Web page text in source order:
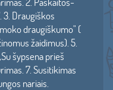
3. Draugiškos
draugiškumo" (
žaidimus). 5.
šypsena prieš
7. Susitikimas
nariais.